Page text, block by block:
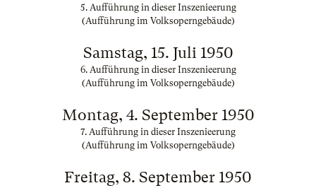
5. Aufführung in dieser Inszenieerung
(Aufführung im Volksoperngebäude)
Samstag, 15. Juli 1950
6. Aufführung in dieser Inszenieerung
(Aufführung im Volksoperngebäude)
Montag, 4. September 1950
7. Aufführung in dieser Inszenieerung
(Aufführung im Volksoperngebäude)
Freitag, 8. September 1950